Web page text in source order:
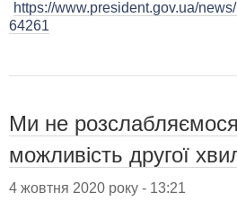
https://www.president.gov.ua/
64261
Ми не
можливість другої
4 жовтня 2020 року - 13:21